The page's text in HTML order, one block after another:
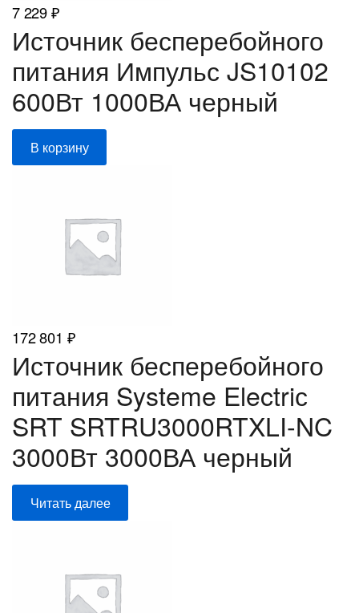
7 229₽
Источник бесперебойного
питания Импульс JS10102
600Вт 1000ВА черный
В корзину
172 801 ₽
Источник бесперебойного
питания Systeme Electriс
SRT SRTRU3000RTXLI-NC
3000Вт 3000ВА черный
Читать далее